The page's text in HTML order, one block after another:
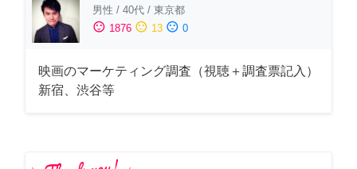
男性 / 40代 / 東京都
sentiment_satisfied 1876 sentiment_neutral 13 sentiment_dissatisfied 0
映画のマーケティング調査（視聴＋調査票記入）
新宿、渋谷等